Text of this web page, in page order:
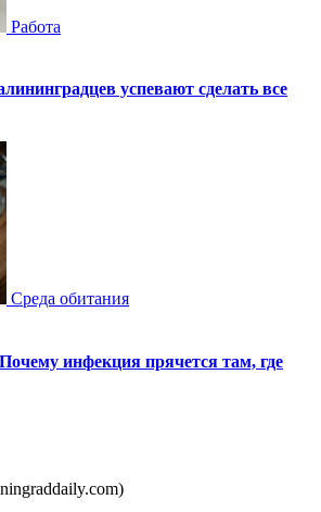
Работа
успевают сделать все
Среда обитания
инфекция прячется там, где